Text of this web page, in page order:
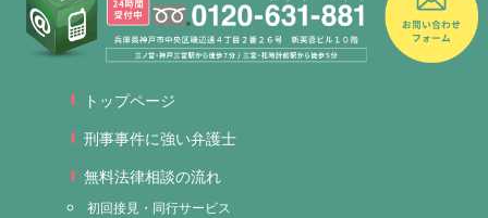
トップページ
刑事事件に強い弁護士
無料法律相談の流れ
初回接見・同行サービス